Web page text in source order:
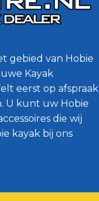
gebied van Hobie
Kayak
eerst op afspraak
U kunt uw Hobie
die wij
kayak bij ons